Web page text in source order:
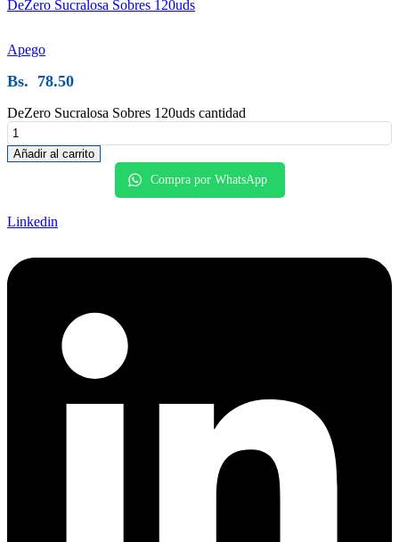
DeZero Sucralosa Sobres 120uds
Apego
Bs. 78.50
DeZero Sucralosa Sobres 120uds cantidad
Añadir al carrito
Compra por WhatsApp
Linkedin